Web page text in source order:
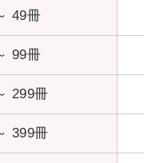
49冊
99冊
299冊
399冊